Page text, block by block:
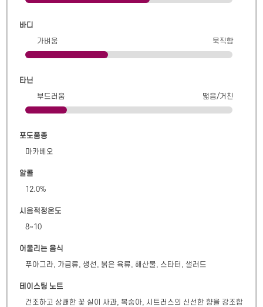
바디
가벼움
묵직함
타닌
부드러움
떫음/거친
포도품종
마카베오
알콜
12.0%
시음적정온도
8~10
어울리는 음식
푸아그라, 가금류, 생선, 붉은 육류, 해산물, 스타터, 샐러드
테이스팅 노트
건조하고 상쾌한 꽃 실이 사과, 복숭아, 시트러스의 신선한 향을 강조합